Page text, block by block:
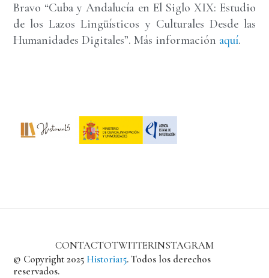
Bravo “Cuba y Andalucía en El Siglo XIX: Estudio
de los Lazos Lingüísticos y Culturales Desde las
Humanidades Digitales”. Más información aquí.
© Copyright 2025 Historia15. Todos los derechos
reservados.
CONTACTOTWITTERINSTAGRAM